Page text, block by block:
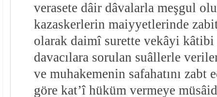
verasete dâir dâvalarla meşgul
kazaskerlerin maiyyetlerinde
olarak daimî surette vekâyi
davacılara sorulan suâllerle
ve muhakemenin safahatını zabt
göre kat’î hüküm vermeye